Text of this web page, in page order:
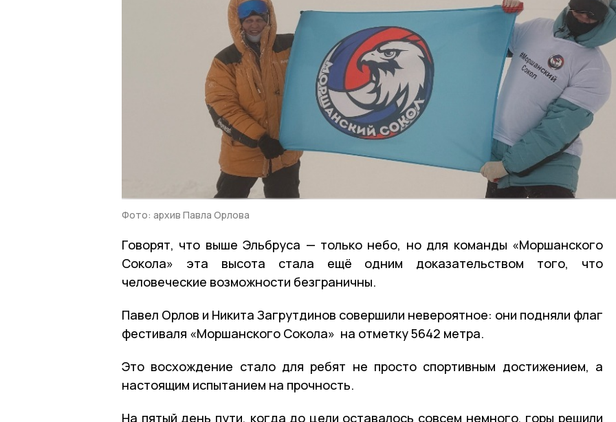
Фото: архив Павла Орлова
Говорят, что выше Эльбруса — только небо, но для команды «Моршанского
Сокола» эта высота стала ещё одним доказательством того, что
человеческие возможности безграничны.
Павел Орлов и Никита Загрутдинов совершили невероятное: они подняли флаг
фестиваля «Моршанского Сокола» на отметку 5642 метра.
Это восхождение стало для ребят не просто спортивным достижением, а
настоящим испытанием на прочность.
На пятый день пути, когда до цели оставалось совсем немного, горы решили